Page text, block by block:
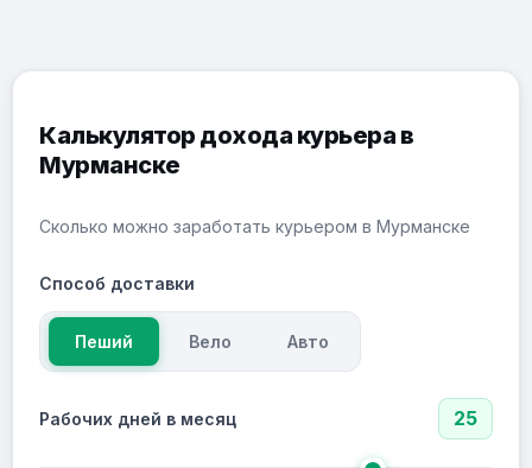
Калькулятор дохода курьера в
Мурманске
Сколько можно заработать курьером в Мурманске
Способ доставки
Пеший Вело Авто
Рабочих дней в месяц 25